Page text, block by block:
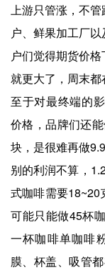
上游只管涨，不
户、鲜果加工厂
户们觉得期货价
就更大了，周末都
至于对最终端的
价格，品牌们还
块，是很难再做9.9
别的利润不算，
式咖啡需要18~20
可能只能做45杯
一杯咖啡单咖啡
膜、杯盖、吸管